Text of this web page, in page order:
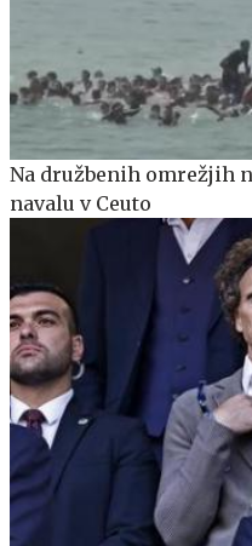
Na družbenih omrežjih
navalu v Ceuto